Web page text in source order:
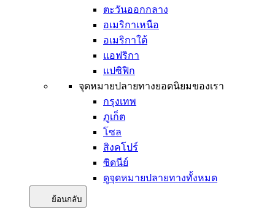
ตะวันออกกลาง
อเมริกาเหนือ
อเมริกาใต้
แอฟริกา
แปซิฟิก
จุดหมายปลายทางยอดนิยมของเรา
กรุงเทพ
ภูเก็ต
โซล
สิงคโปร์
ซิดนีย์
ดูจุดหมายปลายทางทั้งหมด
ย้อนกลับ